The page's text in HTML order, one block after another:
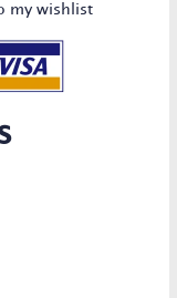
my wishlist